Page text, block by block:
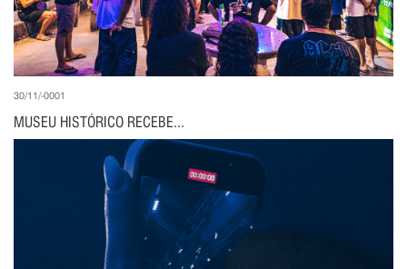
30/11/-0001
MUSEU HISTÓRICO RECEBE...